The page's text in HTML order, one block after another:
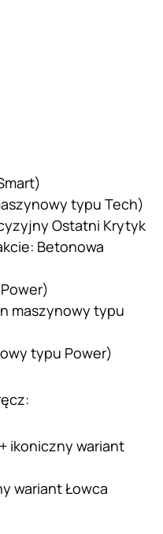
typu Tech)
Ostatni Krytyk
Betonowa
maszynowy typu
typu Power)
ikoniczny wariant
wariant Łowca